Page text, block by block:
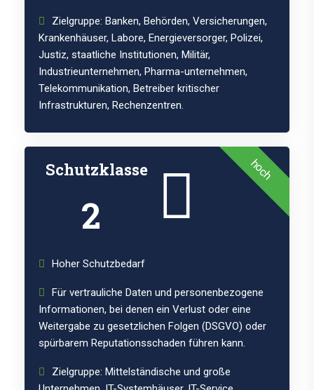
Zielgruppe: Banken, Behörden, Versicherungen,
Krankenhäuser, Labore, Energieversorger, Polizei,
Justiz, staatliche Institutionen, Militär,
Industrieunternehmen, Pharma-unternehmen,
Telekommunikation, Betreiber kritischer
Infrastrukturen, Rechenzentren.
hoch
Schutzklasse
2
Hoher Schutzbedarf
Für vertrauliche Daten und personenbezogene
Informationen, bei denen ein Verlust oder eine
Weitergabe zu gesetzlichen Folgen (DSGVO) oder
spürbarem Reputationsschaden führen kann.
Zielgruppe: Mittelständische und große